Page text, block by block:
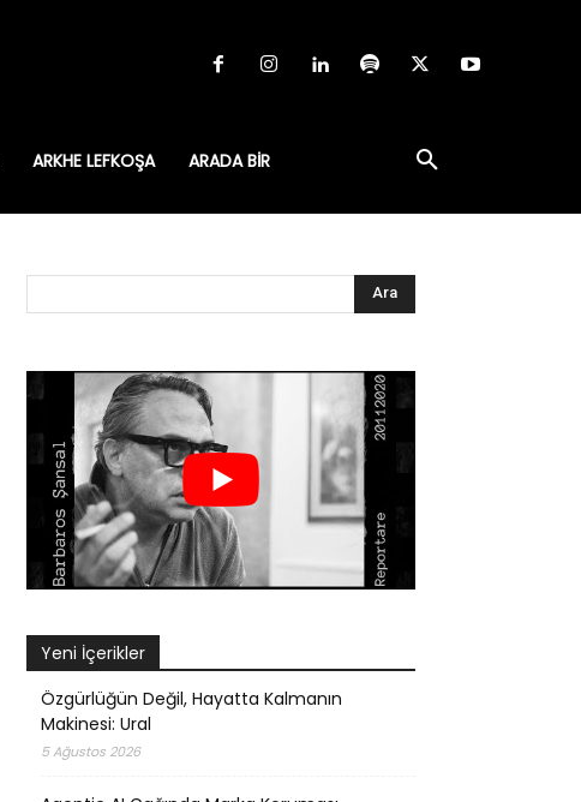
ARKHE LEFKOŞA ARADA BIR
Yeni İçerikler
Özgürlüğün Değil, Hayatta Kalmanın
Makinesi: Ural
5 Ağustos 2026